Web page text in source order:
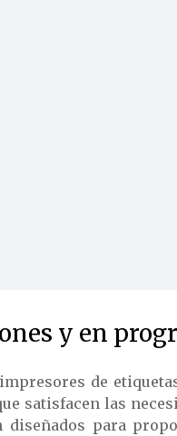
y en
de
satisfacen las
para